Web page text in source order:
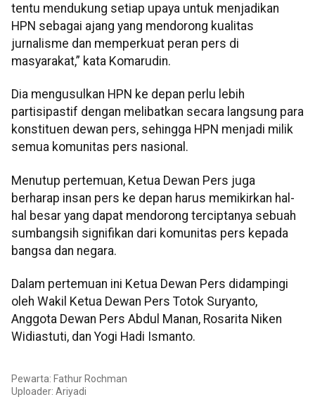
tentu mendukung setiap upaya untuk menjadikan
HPN sebagai ajang yang mendorong kualitas
jurnalisme dan memperkuat peran pers di
masyarakat,” kata Komarudin.
Dia mengusulkan HPN ke depan perlu lebih
partisipastif dengan melibatkan secara langsung para
konstituen dewan pers, sehingga HPN menjadi milik
semua komunitas pers nasional.
Menutup pertemuan, Ketua Dewan Pers juga
berharap insan pers ke depan harus memikirkan hal-
hal besar yang dapat mendorong terciptanya sebuah
sumbangsih signifikan dari komunitas pers kepada
bangsa dan negara.
Dalam pertemuan ini Ketua Dewan Pers didampingi
oleh Wakil Ketua Dewan Pers Totok Suryanto,
Anggota Dewan Pers Abdul Manan, Rosarita Niken
Widiastuti, dan Yogi Hadi Ismanto.
Pewarta: Fathur Rochman
Uploader: Ariyadi